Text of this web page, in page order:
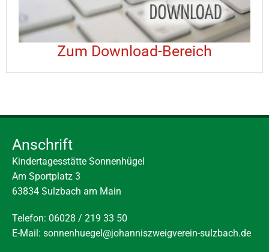
Zum Download-Bereich
Anschrift
Kindertagesstätte Sonnenhügel
Am Sportplatz 3
63834 Sulzbach am Main
Telefon: 06028 / 219 33 50
E-Mail: sonnenhuegel@johanniszweigverein-sulzbach.de